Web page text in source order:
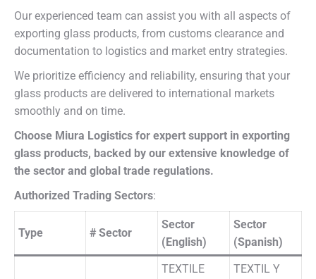
Our experienced team can assist you with all aspects of
exporting glass products, from customs clearance and
documentation to logistics and market entry strategies.
We prioritize efficiency and reliability, ensuring that your
glass products are delivered to international markets
smoothly and on time.
Choose Miura Logistics for expert support in exporting
glass products, backed by our extensive knowledge of
the sector and global trade regulations.
Authorized Trading Sectors:
Type # Sector
Sector
(English)
Sector
(Spanish)
TEXTILE
TEXTIL Y